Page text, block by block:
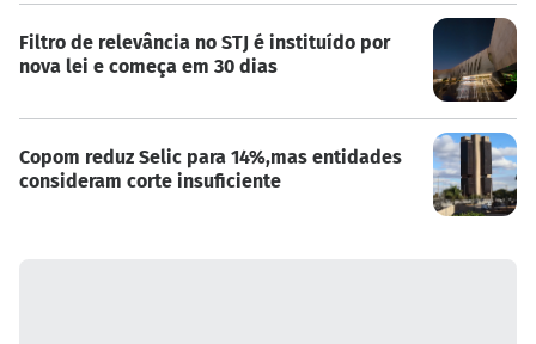
Filtro de relevância no STJ é instituído por
nova lei e começa em 30 dias
Copom reduz Selic para 14%,mas entidades
consideram corte insuficiente